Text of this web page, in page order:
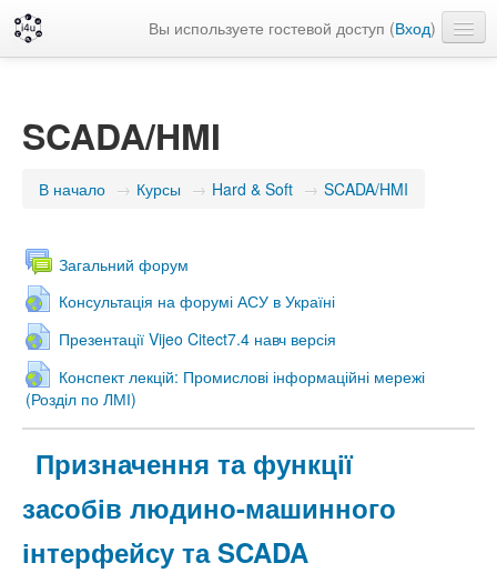
Вы используете гостевой доступ (Вход)
SCADA/HMI
В начало → Курсы → Hard & Soft → SCADA/HMI
Загальний форум
Консультація на форумі АСУ в Україні
Презентації Vijeo Citect7.4 навч версія
Конспект лекцій: Промислові інформаційні мережі
(Розділ по ЛМІ)
Призначення та функції
засобів людино-машинного
інтерфейсу та SCADA